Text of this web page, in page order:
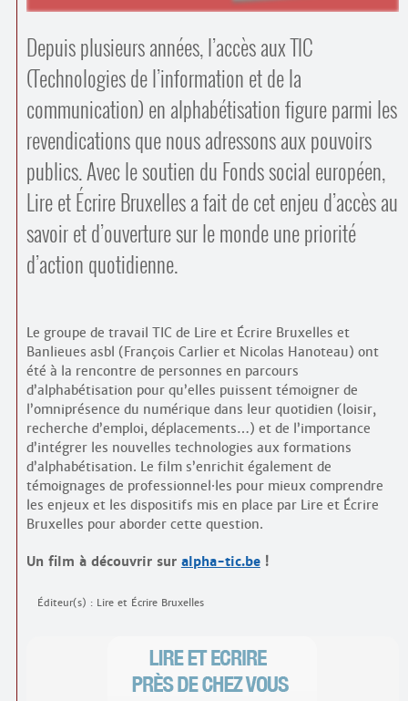
Depuis plusieurs années, l’accès aux TIC
(Technologies de l’information et de la
communication) en alphabétisation figure parmi les
revendications que nous adressons aux pouvoirs
publics. Avec le soutien du Fonds social européen,
Lire et Écrire Bruxelles a fait de cet enjeu d’accès au
savoir et d’ouverture sur le monde une priorité
d’action quotidienne.
Le groupe de travail TIC de Lire et Écrire Bruxelles et
Banlieues asbl (François Carlier et Nicolas Hanoteau) ont
été à la rencontre de personnes en parcours
d’alphabétisation pour qu’elles puissent témoigner de
l’omniprésence du numérique dans leur quotidien (loisir,
recherche d’emploi, déplacements…) et de l’importance
d’intégrer les nouvelles technologies aux formations
d’alphabétisation. Le film s’enrichit également de
témoignages de professionnel·les pour mieux comprendre
les enjeux et les dispositifs mis en place par Lire et Écrire
Bruxelles pour aborder cette question.
Un film à découvrir sur alpha-tic.be!
Éditeur(s) : Lire et Écrire Bruxelles